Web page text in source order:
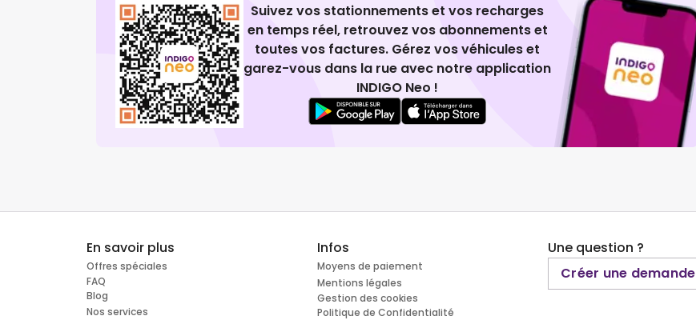
Suivez vos stationnements et vos recharges
en temps réel, retrouvez vos abonnements et
toutes vos factures. Gérez vos véhicules et
garez-vous dans la rue avec notre application
INDIGO Neo !
En savoir plus
Offres spéciales
FAQ
Blog
Nos services
Infos
Moyens de paiement
Mentions légales
Gestion des cookies
Politique de Confidentialité
Une question ?
Créer une demande